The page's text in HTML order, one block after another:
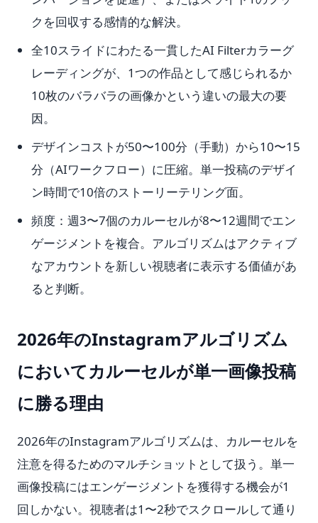
クを回収する感情的な解決。
全10スライドにわたる一貫したAI Filterカラーグ
レーディングが、1つの作品として感じられるか
10枚のバラバラの画像かという違いの最大の要
因。
デザインコストが50〜100分（手動）から10〜15
分（AIワークフロー）に圧縮。単一投稿のデザイ
ン時間で10倍のストーリーテリング面。
頻度：週3〜7個のカルーセルが8〜12週間でエン
ゲージメントを複合。アルゴリズムはアクティブ
なアカウントを新しい視聴者に表示する価値があ
ると判断。
2026年のInstagramアルゴリズム
においてカルーセルが単一画像投稿
に勝る理由
2026年のInstagramアルゴリズムは、カルーセルを
注意を得るためのマルチショットとして扱う。単一
画像投稿にはエンゲージメントを獲得する機会が1
回しかない。視聴者は1〜2秒でスクロールして通り